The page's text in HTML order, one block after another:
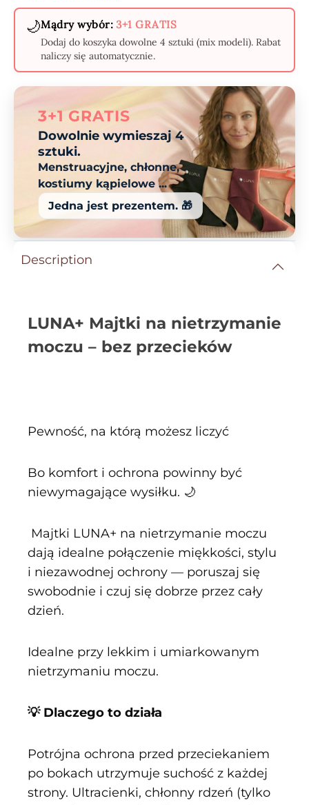
🌙Mądry wybór: 3+1 GRATIS
Dodaj do koszyka dowolne 4 sztuki (mix modeli). Rabat
naliczy się automatycznie.
3+1 GRATIS
Dowolnie wymieszaj 4
sztuki.
Menstruacyjne, chłonne,
kostiumy kąpielowe ...
Jedna jest prezentem. 🎁
Description
LUNA+ Majtki na nietrzymanie
moczu – bez przecieków
Pewność, na którą możesz liczyć
Bo komfort i ochrona powinny być
niewymagające wysiłku. 🌙
Majtki LUNA+ na nietrzymanie moczu
dają idealne połączenie miękkości, stylu
i niezawodnej ochrony — poruszaj się
swobodnie i czuj się dobrze przez cały
dzień.
Idealne przy lekkim i umiarkowanym
nietrzymaniu moczu.
💡 Dlaczego to działa
Potrójna ochrona przed przeciekaniem
po bokach utrzymuje suchość z każdej
strony. Ultracienki, chłonny rdzeń (tylko